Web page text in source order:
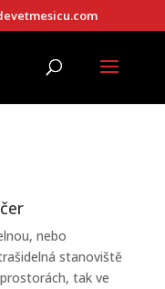
nebo
stanoviště
tak ve